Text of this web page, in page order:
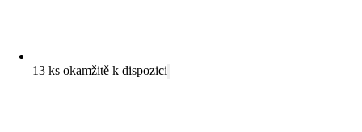
13 ks okamžitě k dispozici